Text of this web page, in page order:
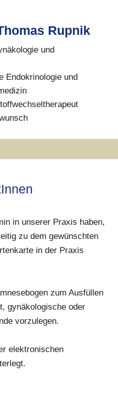
Rupnik
und
Endokrinologie und
in unserer Praxis haben,
zu dem gewünschten
in der Praxis
zum Ausfüllen
gynäkologische oder
vorzulegen.
elektronischen